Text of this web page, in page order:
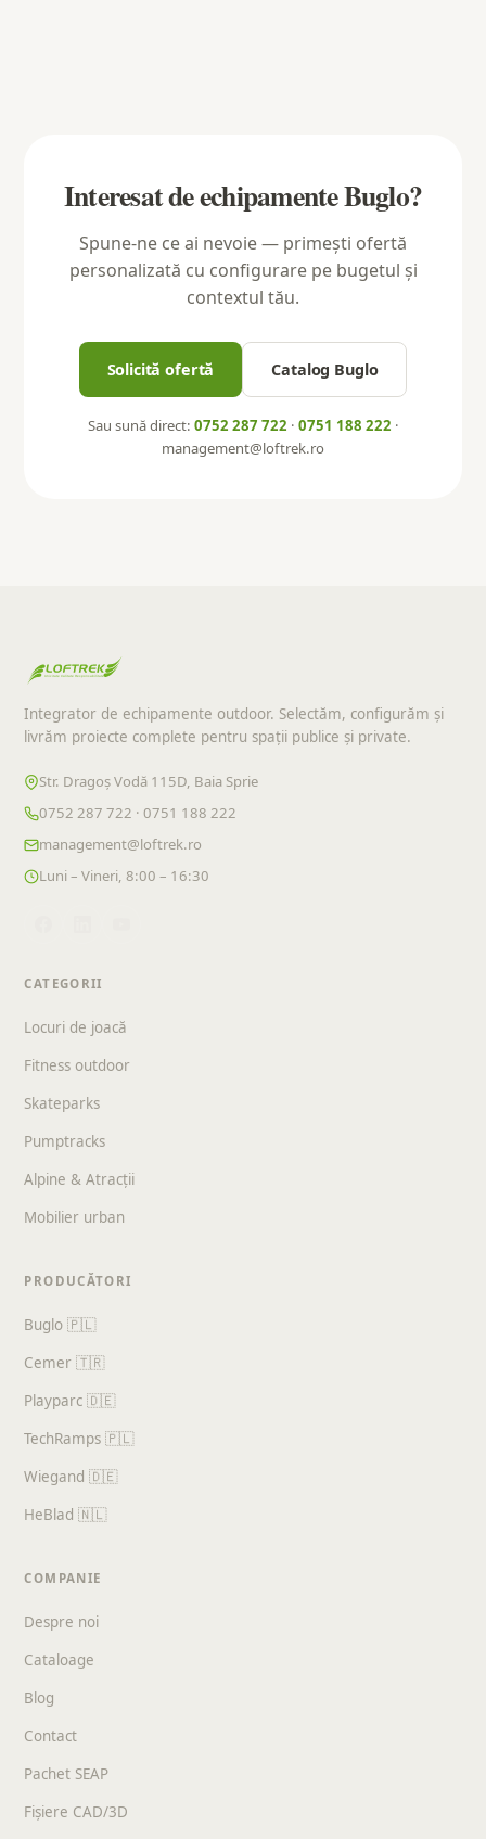
Interesat de echipamente Buglo?
Spune-ne ce ai nevoie — primești ofertă
personalizată cu configurare pe bugetul și
contextul tău.
Solicită ofertă Catalog Buglo
Sau sună direct: 0752 287 722 · 0751 188 222 ·
management@loftrek.ro
Integrator de echipamente outdoor. Selectăm, configurăm și
livrăm proiecte complete pentru spații publice și private.
Str. Dragoș Vodă 115D, Baia Sprie
0752 287 722 · 0751 188 222
management@loftrek.ro
Luni – Vineri, 8:00 – 16:30
CATEGORII
Locuri de joacă
Fitness outdoor
Skateparks
Pumptracks
Alpine & Atracții
Mobilier urban
PRODUCĂTORI
Buglo 🇵🇱
Cemer 🇹🇷
Playparc 🇩🇪
TechRamps 🇵🇱
Wiegand 🇩🇪
HeBlad 🇳🇱
COMPANIE
Despre noi
Cataloage
Blog
Contact
Pachet SEAP
Fișiere CAD/3D